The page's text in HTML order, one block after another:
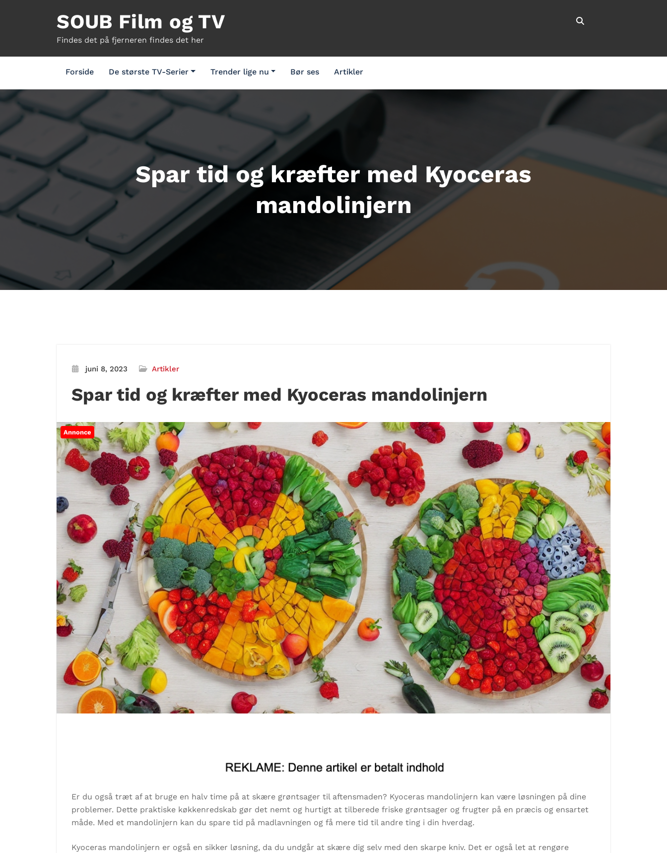
SOUB Film og TV
Findes det på fjerneren findes det her
Forside De største TV-Serier Trender lige nu Bør ses Artikler
Spar tid og kræfter med Kyoceras
mandolinjern
juni 8, 2023 Artikler
Spar tid og kræfter med Kyoceras mandolinjern
Annonce
Er du også træt af at bruge en halv time på at skære grøntsager til aftensmaden? Kyoceras mandolinjern kan være løsningen på dine
problemer. Dette praktiske køkkenredskab gør det nemt og hurtigt at tilberede friske grøntsager og frugter på en præcis og ensartet
måde. Med et mandolinjern kan du spare tid på madlavningen og få mere tid til andre ting i din hverdag.
Kyoceras mandolinjern er også en sikker løsning, da du undgår at skære dig selv med den skarpe kniv. Det er også let at rengøre